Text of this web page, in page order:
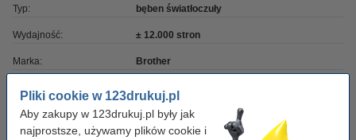
Pliki cookie w 123drukuj.pl
Aby zakupy w 123drukuj.pl były jak
najprostsze, używamy plików cookie i
Typ: bęben światłoczuły
Wydajność: ± 12.000 stron
Marka: Brother
Numer: DRB023